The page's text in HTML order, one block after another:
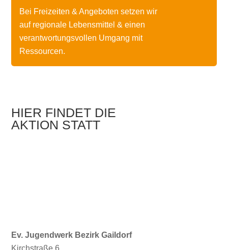
Bei Freizeiten & Angeboten setzen wir
auf regionale Lebensmittel & einen
verantwortungsvollen Umgang mit
Ressourcen.
HIER FINDET DIE
AKTION STATT
Ev. Jugendwerk Bezirk Gaildorf